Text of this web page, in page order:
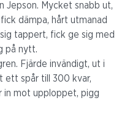
Jepson. Mycket snabb ut,
dämpa, hårt utmanad
tappert, fick ge sig med
på nytt.
Fjärde invändigt, ut i
ett spår till 300 kvar,
in mot upploppet, pigg